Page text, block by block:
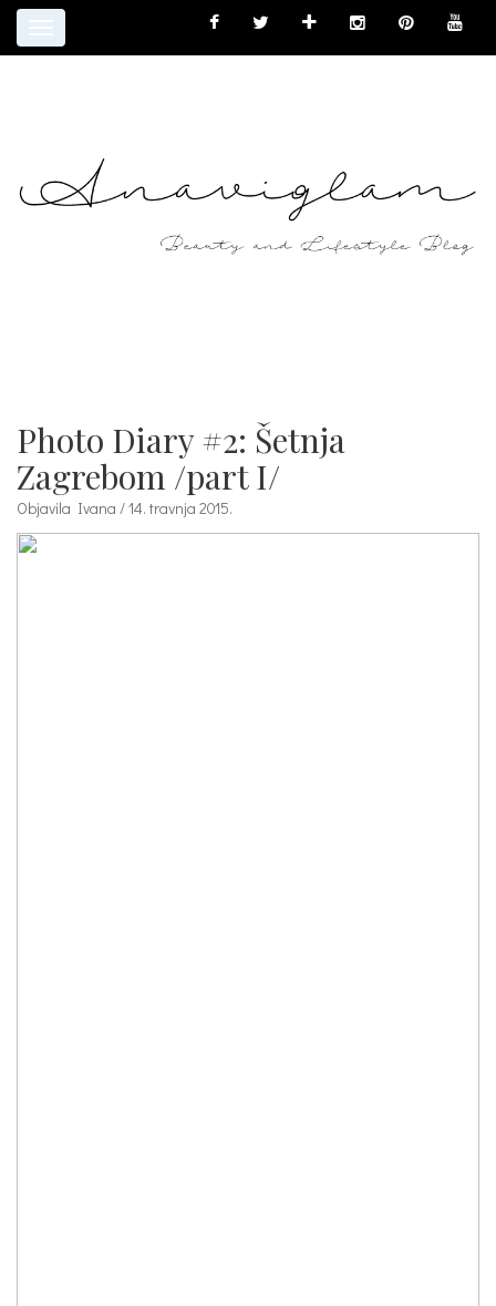
Toggle
Photo Diary #2: Šetnja
Zagrebom /part I/
Objavila Ivana / 14. travnja 2015.